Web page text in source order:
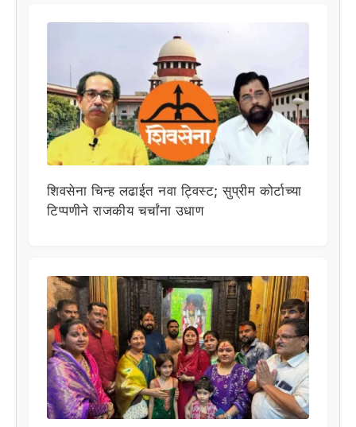
शिवसेना चिन्ह लढाईत नवा ट्विस्ट; सुप्रीम कोर्टाच्या
टिप्पणीने राजकीय चर्चांना उधाण